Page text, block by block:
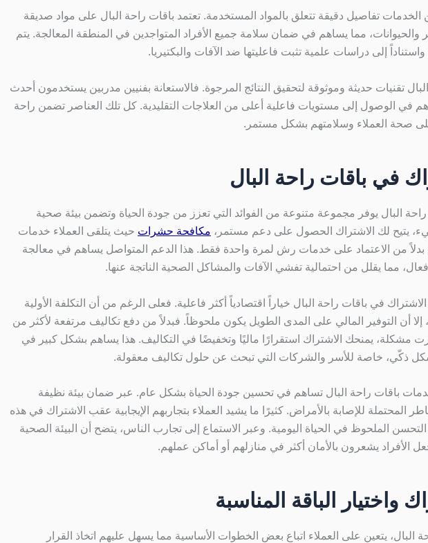
الخدمات تفاصيل دقيقة تتعلق بالمواد المستخدمة. تعتمد باقات راحة البال على مواد صديقة
والحيوانات، مما يساهم في ضمان سلامة جميع الأفراد المتواجدين في المنطقة المعالجة. يتم
واستناداً إلى دراسات علمية تثبت فاعليتها ضد الآفات والبكتيريا.
البال تقنيات حديثة وموثوقة لتحقيق النتائج المرجوة. فالاستعانة بفنيين مدربين يستخدمون أحدث
في الوصول إلى مستويات فاعلية أعلى من العلاجات التقليدية. كل تلك العناصر تضمن راحة
صحة العملاء وسلامتهم بشكل مستمر.
في باقات راحة البال
البال يوفر مجموعة متنوعة من الفوائد التي تعزز من جودة الحياة وتضمن بيئة صحية
يتيح لك الاشتراك الحصول على دعم مستمر، مكافحة حشرات حيث يتلقى العملاء خدمات
بدلاً من الاعتماد على خدمات رش لمرة واحدة فقط. هذا الدعم المتواصل يساهم في معالجة
مما يقلل من احتمالية تفشي الآفات والمشاكل الصحية الناتجة عنها.
في باقات راحة البال خياراً اقتصادياً أكثر فاعلية. فعلى الرغم من أن التكلفة الأولية
إلا أن التوفير المالي على المدى الطويل يكون ملحوظاً. فبدلاً من دفع تكاليف مرتفعة لأكثر من
مشكلة، يمنحك الاشتراك استقرارًا ماليًا وتخفيضًا في التكاليف. هذا يساهم بشكل كبير في
بشكل ذكّي، خاصة للأسر والشركات التي تبحث عن حلول تكاليف معقولة.
باقات راحة البال تساهم في تحسين جودة الحياة بشكل عام. عبر ضمان بيئة نظيفة
المحتملة للإصابة بالأمراض. كثيرًا ما يشيد العملاء بتجاربهم الإيجابية عقب الاشتراك في هذه
التحسن الملحوظ في الحياة اليومية. وعبر الاستماع إلى تجارب الناس، يتضح أن البيئة الصحية
الأفراد يشعرون بالأمان أكثر في منازلهم أو أماكن عملهم.
واختيار الباقة المناسبة
البال، يتعين على العملاء اتباع بعض الخطوات الأساسية مما يسهل عليهم اتخاذ القرار